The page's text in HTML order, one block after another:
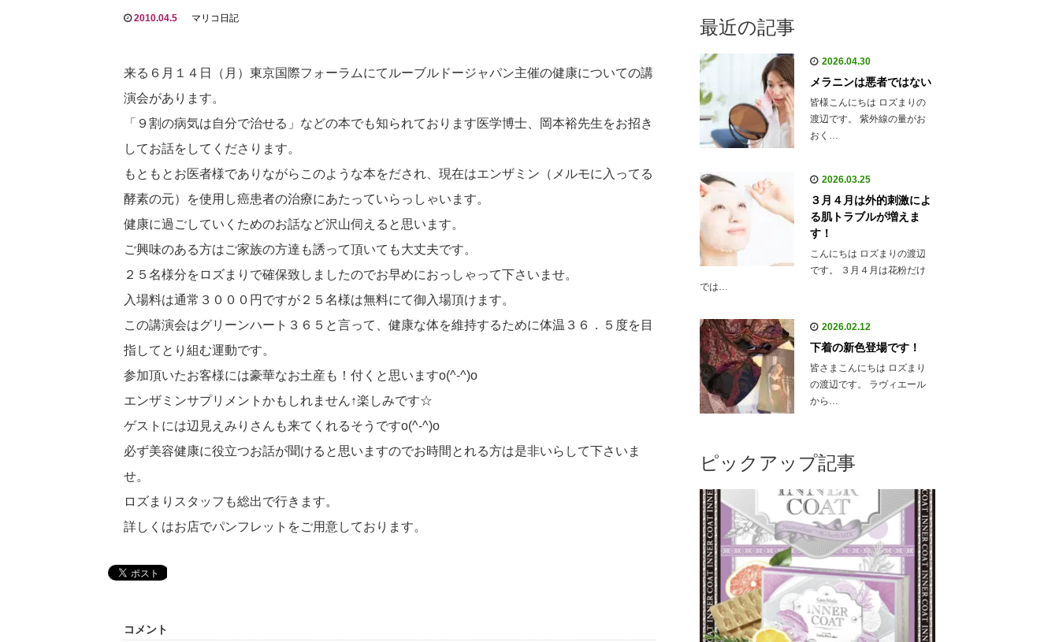
2010.04.5 マリコ日記
来る６月１４日（月）東京国際フォーラムにてルーブルドージャパン主催の健康についての講
演会があります。
「９割の病気は自分で治せる」などの本でも知られております医学博士、岡本裕先生をお招き
してお話をしてくださります。
もともとお医者様でありながらこのような本をだされ、現在はエンザミン（メルモに入ってる
酵素の元）を使用し癌患者の治療にあたっていらっしゃいます。
健康に過ごしていくためのお話など沢山伺えると思います。
ご興味のある方はご家族の方達も誘って頂いても大丈夫です。
２５名様分をロズまりで確保致しましたのでお早めにおっしゃって下さいませ。
入場料は通常３０００円ですが２５名様は無料にて御入場頂けます。
この講演会はグリーンハート３６５と言って、健康な体を維持するために体温３６．５度を目
指してとり組む運動です。
参加頂いたお客様には豪華なお土産も！付くと思いますo(^-^)o
エンザミンサプリメントかもしれません↑楽しみです☆
ゲストには辺見えみりさんも来てくれるそうですo(^-^)o
必ず美容健康に役立つお話が聞けると思いますのでお時間とれる方は是非いらして下さいま
せ。
ロズまりスタッフも総出で行きます。
詳しくはお店でパンフレットをご用意しております。
コメント
最近の記事
2026.04.30
メラニンは悪者ではない
皆様こんにちは ロズまりの
渡辺です。 紫外線の量がお
おく…
2026.03.25
３月４月は外的刺激によ
る肌トラブルが増えま
す！
こんにちは ロズまりの渡辺
です。 ３月４月は花粉だけ
では…
2026.02.12
下着の新色登場です！
皆さまこんにちは ロズまり
の渡辺です。 ラヴィエール
から…
ピックアップ記事